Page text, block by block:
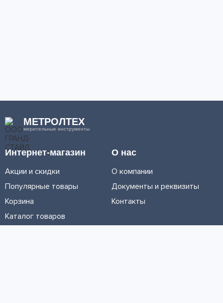
МЕТРОЛТЕХ
мерительные инструменты
Интернет-магазин
Акции и скидки
Популярные товары
Корзина
Каталог товаров
О нас
О компании
Документы и реквизиты
Контакты